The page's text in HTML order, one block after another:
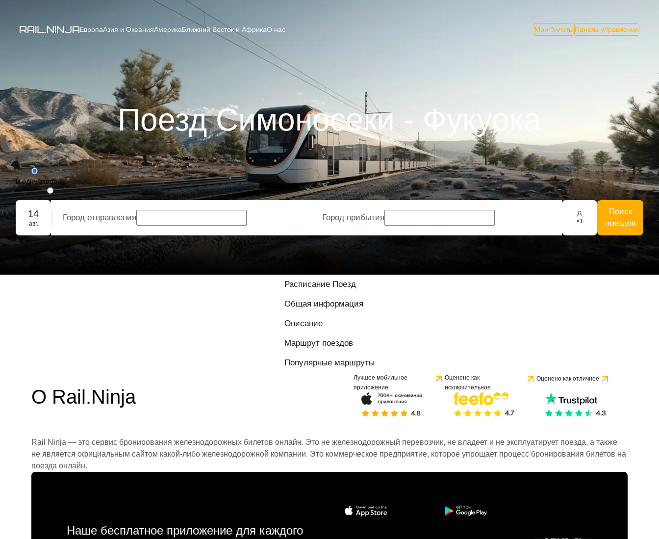
ЕвропаАзия и ОкеанияАмерикаБлижний Восток и АфрикаО нас Мои билеты Панель управления
Поезд Симоносеки - Фукуока
В одну сторону
Туда-обратно
Групповое бронирование
14
авг.
Город отправления Город прибытия ×1
Поиск
поездов
Расписание Поезд
Общая информация
Описание
Маршрут поездов
Популярные маршруты
О Rail.Ninja
Лучшее мобильное
приложение
Оценено как
исключительное
Оценено как отличное
Rail Ninja — это сервис бронирования железнодорожных билетов онлайн. Это не железнодорожный перевозчик, не владеет и не эксплуатирует поезда, а также
не является официальным сайтом какой-либо железнодорожной компании. Это коммерческое предприятие, которое упрощает процесс бронирования билетов на
поезда онлайн.
Наше бесплатное приложение для каждого